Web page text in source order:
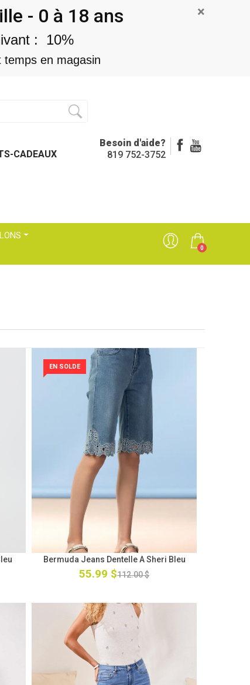
×
- 0 à 18 ans
: 10%
en magasin
CADEAUX
Besoin d'aide?
819 752-3752
0
EN SOLDE
Bermuda Jeans Dentelle A Sheri Bleu
55.99 $112.00 $